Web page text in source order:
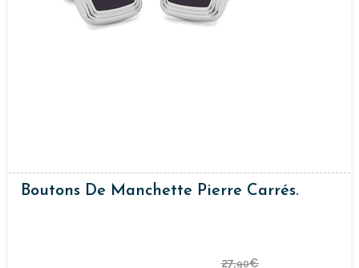
Boutons De Manchette Pierre Carrés.
27,90€